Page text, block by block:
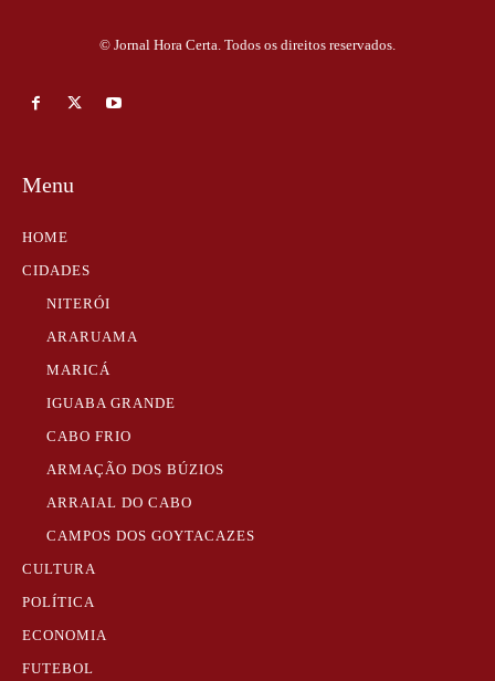
© Jornal Hora Certa. Todos os direitos reservados.
Menu
HOME
CIDADES
NITERÓI
ARARUAMA
MARICÁ
IGUABA GRANDE
CABO FRIO
ARMAÇÃO DOS BÚZIOS
ARRAIAL DO CABO
CAMPOS DOS GOYTACAZES
CULTURA
POLÍTICA
ECONOMIA
FUTEBOL